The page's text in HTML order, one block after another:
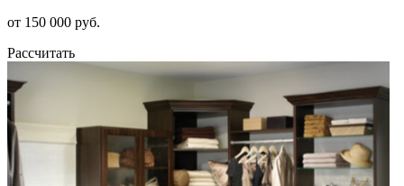
от 150 000 руб.
Рассчитать